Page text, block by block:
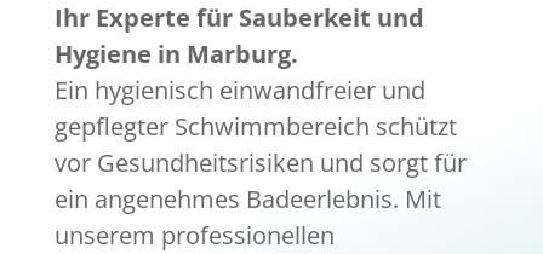
Ihr Experte für Sauberkeit und
Hygiene in Marburg.
Ein hygienisch einwandfreier und
gepflegter Schwimmbereich schützt
vor Gesundheitsrisiken und sorgt für
ein angenehmes Badeerlebnis. Mit
unserem professionellen